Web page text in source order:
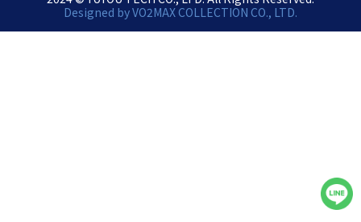
Designed byVO2MAX COLLECTION CO., LTD.